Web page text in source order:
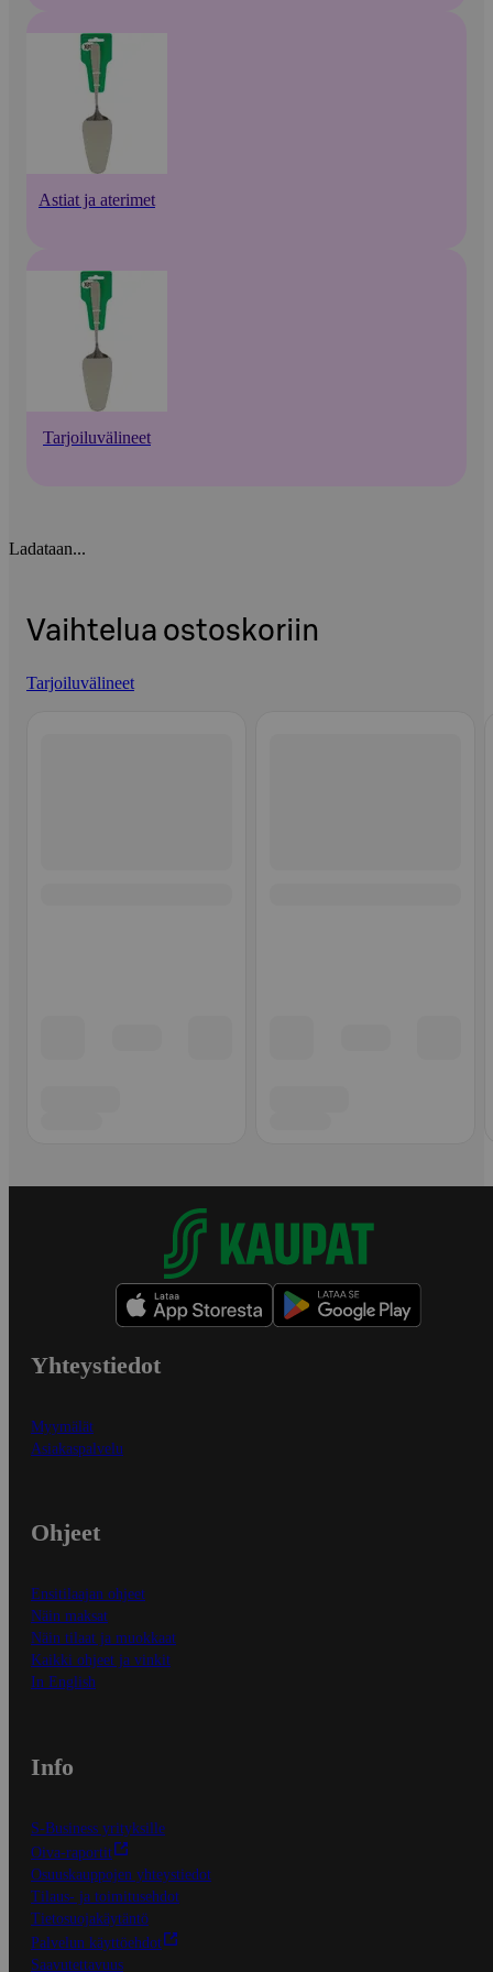
Astiat ja aterimet
Tarjoiluvälineet
Ladataan...
Vaihtelua ostoskoriin
Tarjoiluvälineet
Yhteystiedot
Myymälät
Asiakaspalvelu
Ohjeet
Ensitilaajan ohjeet
Näin maksat
Näin tilaat ja muokkaat
Kaikki ohjeet ja vinkit
In English
Info
S-Business yrityksille
Oiva-raportit
Osuuskauppojen yhteystiedot
Tilaus- ja toimitusehdot
Tietosuojakäytäntö
Palvelun käyttöehdot
Saavutettavuus